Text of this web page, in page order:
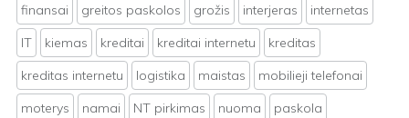
finansai
greitos paskolos grožis interjeras
internetas
IT
kiemas kreditai kreditai internetu
kreditas
kreditas internetu
logistika maistas
mobilieji telefonai
moterys
namai NT pirkimas nuoma
paskola